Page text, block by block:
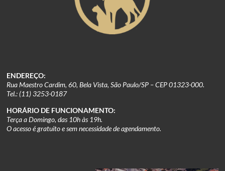
ENDEREÇO:
Rua Maestro Cardim, 60, Bela Vista, São Paulo/SP – CEP 01323-000.
Tel.: (11) 3253-0187
HORÁRIO DE FUNCIONAMENTO:
Terça a Domingo, das 10h às 19h.
O acesso é gratuito e sem necessidade de agendamento.